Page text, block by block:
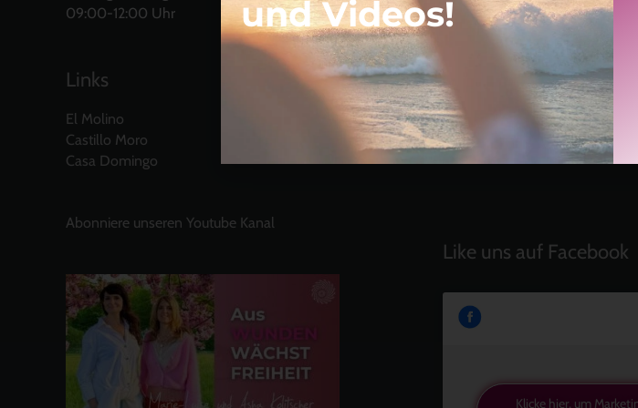
09:00-12:00 Uhr
Links
El Molino
Castillo Moro
Casa Domingo
Abonniere unseren Youtube Kanal
Einladung
Radikal ehrlich
Der Teil von dir, der gesehen
Vielleicht geht es gar nicht
verstehen
Manchmal braucht es einfach
Like uns auf Facebook
Klicke hier, um
und Videos!